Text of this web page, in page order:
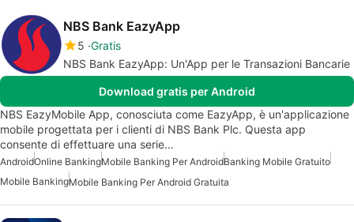
NBS Bank EazyApp
5 Gratis
NBS Bank EazyApp: Un'App per le Transazioni Bancarie
Download gratis per Android
NBS EazyMobile App, conosciuta come EazyApp, è un'applicazione
mobile progettata per i clienti di NBS Bank Plc. Questa app
consente di effettuare una serie…
AndroidOnline BankingMobile Banking Per AndroidBanking Mobile Gratuito
Mobile BankingMobile Banking Per Android Gratuita